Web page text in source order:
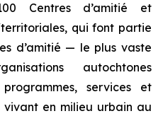
Centres d’amitié et
qui font partie
d’amitié — le plus vaste
autochtones
services et
vivant en milieu urbain au